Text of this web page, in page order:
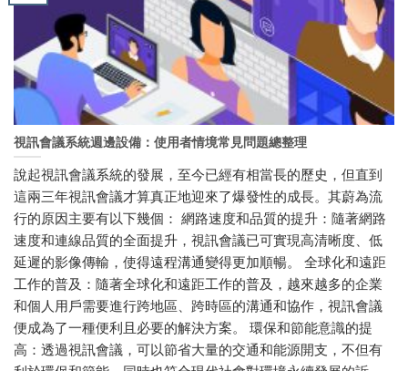
視訊會議系統週邊設備：使用者情境常見問題總整理
說起視訊會議系統的發展，至今已經有相當長的歷史，但直到
這兩三年視訊會議才算真正地迎來了爆發性的成長。其蔚為流
行的原因主要有以下幾個： 網路速度和品質的提升：隨著網路
速度和連線品質的全面提升，視訊會議已可實現高清晰度、低
延遲的影像傳輸，使得遠程溝通變得更加順暢。 全球化和遠距
工作的普及：隨著全球化和遠距工作的普及，越來越多的企業
和個人用戶需要進行跨地區、跨時區的溝通和協作，視訊會議
便成為了一種便利且必要的解決方案。 環保和節能意識的提
高：透過視訊會議，可以節省大量的交通和能源開支，不但有